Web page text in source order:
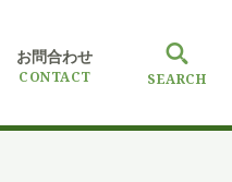
お問合わせ
CONTACT SEARCH